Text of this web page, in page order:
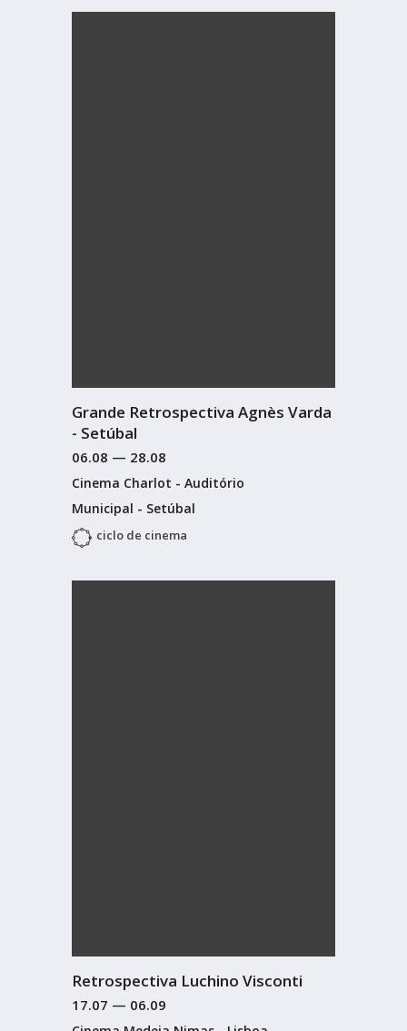
Grande Retrospectiva Agnès Varda
- Setúbal
06.08 — 28.08
Cinema Charlot - Auditório
Municipal - Setúbal
ciclo de cinema
Retrospectiva Luchino Visconti
17.07 — 06.09